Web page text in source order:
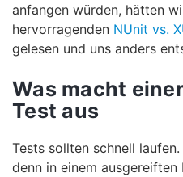
anfangen würden, hätten
hervorragenden NUnit vs.
gelesen und uns anders
Was macht
Test aus
Tests sollten schnell
denn in einem